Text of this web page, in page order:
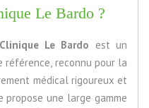
Le Bardo ?
Clinique Le Bardo est un
reconnu pour la
médical rigoureux et
propose une large gamme